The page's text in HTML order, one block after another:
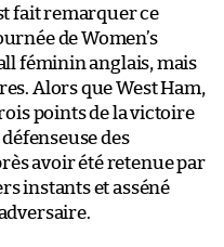
fait remarquer ce
de Women’s
féminin anglais, mais
Alors que West Ham,
points de la victoire
des
avoir été retenue par
instants et asséné